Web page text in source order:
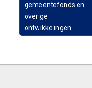
gemeentefonds en
overige
ontwikkelingen